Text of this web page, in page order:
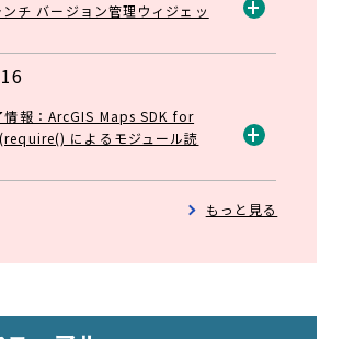
チ バージョン管理ウィジェッ
情報：ArcGIS Maps SDK for
によるモジュール読
もっと見る